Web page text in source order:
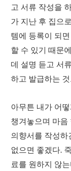
고 서류 작성을
가 지난 후 집으
템에 등록이 되
할 수 있기 때문
데 설명 듣고 서
하고 발급하는
아무튼 내가 어
챙겨놓으며 마음
의향서를 작성하
없으면 좋겠다.
료를 원하지 않